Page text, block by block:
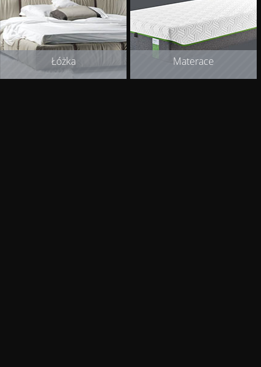
Łóżka Materace